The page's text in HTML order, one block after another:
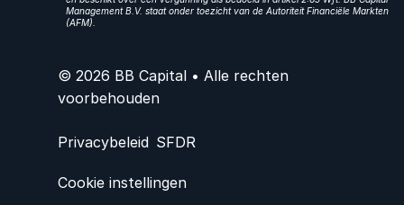
Management B.V. staat onder toezicht van de Autoriteit Financiële Markten
(AFM).
© 2026 BB Capital • Alle rechten
voorbehouden
Privacybeleid SFDR
Cookie instellingen